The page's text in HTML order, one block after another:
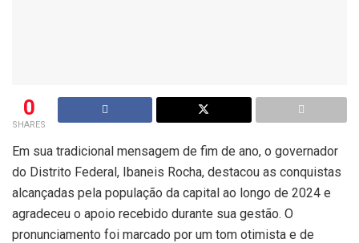
0
SHARES
Em sua tradicional mensagem de fim de ano, o governador
do Distrito Federal, Ibaneis Rocha, destacou as conquistas
alcançadas pela população da capital ao longo de 2024 e
agradeceu o apoio recebido durante sua gestão. O
pronunciamento foi marcado por um tom otimista e de